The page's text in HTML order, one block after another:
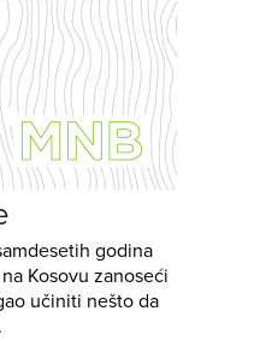
godina
Kosovu zanoseći
učiniti nešto da